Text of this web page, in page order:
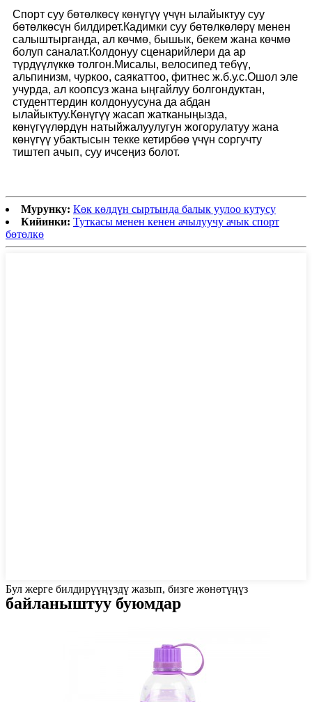
Спорт суу бөтөлкөсү көнүгүү үчүн ылайыктуу суу
бөтөлкөсүн билдирет.Кадимки суу бөтөлкөлөрү менен
салыштырганда, ал көчмө, бышык, бекем жана көчмө
болуп саналат.Колдонуу сценарийлери да ар
түрдүүлүккө толгон.Мисалы, велосипед тебүү,
альпинизм, чуркоо, саякаттоо, фитнес ж.б.у.с.Ошол эле
учурда, ал коопсуз жана ыңгайлуу болгондуктан,
студенттердин колдонуусуна да абдан
ылайыктуу.Көнүгүү жасап жатканыңызда,
көнүгүүлөрдүн натыйжалуулугун жогорулатуу жана
көнүгүү убактысын текке кетирбөө үчүн соргучту
тиштеп ачып, суу ичсеңиз болот.
Мурунку: Көк көлдүн сыртында балык уулоо кутусу
Кийинки: Туткасы менен кенен ачылуучу ачык спорт
бөтөлкө
Бул жерге билдирүүңүздү жазып, бизге жөнөтүңүз
байланыштуу буюмдар